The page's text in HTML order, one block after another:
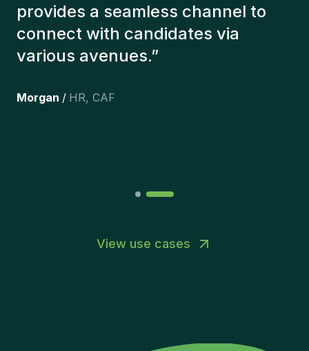
with the right candidates. The
people we've recruited are still
here, and personally I'm very
the team. ”
View use cases